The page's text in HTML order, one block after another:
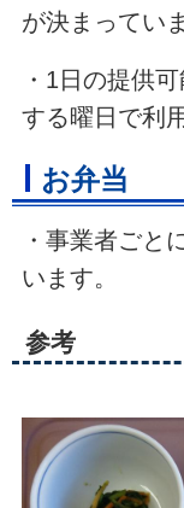
が決まってい
・1日の提供
する曜日で利
お弁当
・事業者ごと
います。
参考